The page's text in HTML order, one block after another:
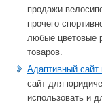
продажи
прочего
любые цветовые
товаров.
Адаптивный сайт
сайт для
использовать и